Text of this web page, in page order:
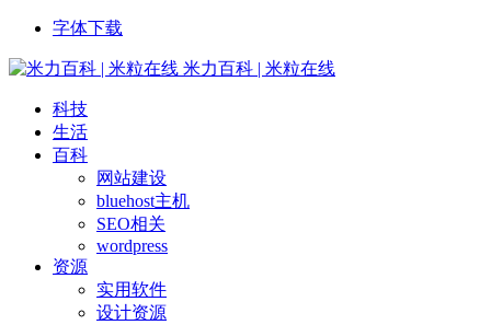
字体下载
米力百科 | 米粒在线
科技
生活
百科
网站建设
bluehost主机
SEO相关
wordpress
资源
实用软件
设计资源